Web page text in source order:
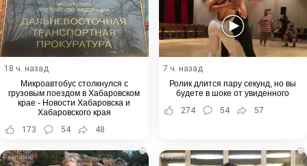
18 ч. назад
Микроавтобус столкнулся с
грузовым поездом в Хабаровском
крае - Новости Хабаровска и
Хабаровского края
173
54 48
7 ч. назад
Ролик длится пару секунд, но вы
будете в шоке от увиденного
274
54 57
i i